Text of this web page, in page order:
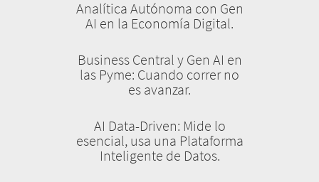
Analítica Autónoma con Gen
AI en la Economía Digital.
Business Central y Gen AI en
las Pyme: Cuando correr no
es avanzar.
AI Data-Driven: Mide lo
esencial, usa una Plataforma
Inteligente de Datos.